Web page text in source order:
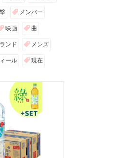
メンバー
映画 曲
ンド メンズ
ール 現在